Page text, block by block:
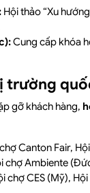
Hội thảo “Xu
Cung cấp khóa
trường
gỡ khách hàng,
Canton Fair,
chợ Ambiente
chợ CES (Mỹ),